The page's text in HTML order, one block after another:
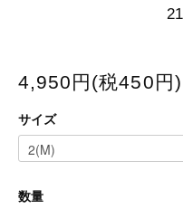
4,950円(税450円)
サイズ
数量